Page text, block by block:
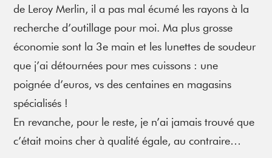
de Leroy Merlin, il a pas mal écumé les rayons à la
recherche d’outillage pour moi. Ma plus grosse
économie sont la 3e main et les lunettes de soudeur
que j’ai détournées pour mes cuissons : une
poignée d’euros, vs des centaines en magasins
spécialisés !
En revanche, pour le reste, je n’ai jamais trouvé que
c’était moins cher à qualité égale, au contraire…